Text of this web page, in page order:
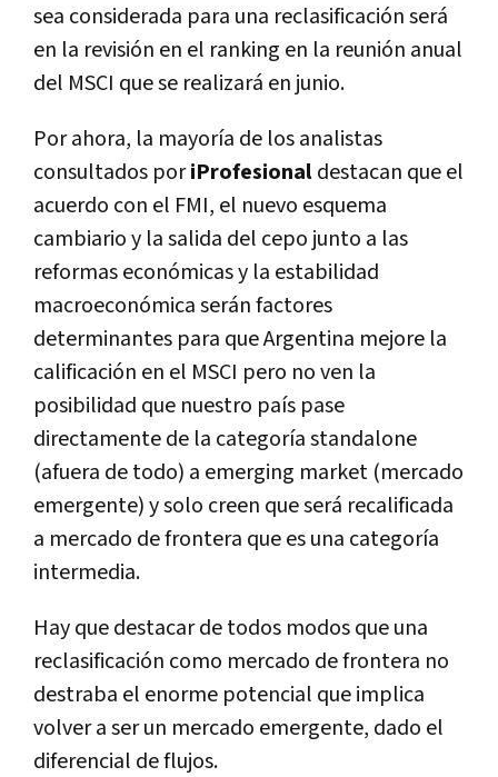
sea considerada para una reclasificación será
en la revisión en el ranking en la reunión anual
del MSCI que se realizará en junio.
Por ahora, la mayoría de los analistas
consultados poriProfesionaldestacan que el
acuerdo con el FMI, el nuevo esquema
cambiario y la salida del cepo junto a las
reformas económicas y la estabilidad
macroeconómica serán factores
determinantes para que Argentina mejore la
calificación en el MSCI pero no ven la
posibilidad que nuestro país pase
directamente de la categoría standalone
(afuera de todo) a emerging market (mercado
emergente) y solo creen que será recalificada
a mercado de frontera que es una categoría
intermedia.
Hay que destacar de todos modos que una
reclasificación como mercado de frontera no
destraba el enorme potencial que implica
volver a ser un mercado emergente, dado el
diferencial de flujos.